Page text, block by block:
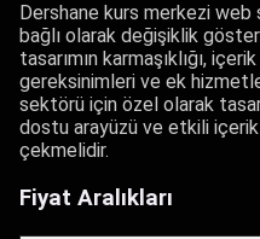
Dershane kurs merkezi
bağlı olarak değişiklik
tasarımın karmaşıklığı,
gereksinimleri ve ek
sektörü için özel olarak
dostu arayüzü ve etkili
çekmelidir.
Fiyat Aralıkları